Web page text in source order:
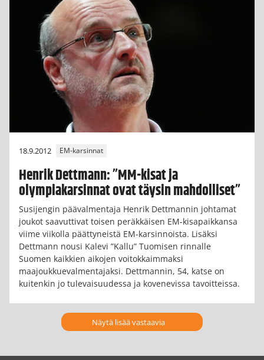
18.9.2012 EM-karsinnat
Henrik Dettmann: ”MM-kisat ja
olympiakarsinnat ovat täysin mahdolliset”
Susijengin päävalmentaja Henrik Dettmannin johtamat
joukot saavuttivat toisen peräkkäisen EM-kisapaikkansa
viime viikolla päättyneistä EM-karsinnoista. Lisäksi
Dettmann nousi Kalevi ”Kallu” Tuomisen rinnalle
Suomen kaikkien aikojen voitokkaimmaksi
maajoukkuevalmentajaksi. Dettmannin, 54, katse on
kuitenkin jo tulevaisuudessa ja kovenevissa tavoitteissa.
Näytä lisää vastaavia